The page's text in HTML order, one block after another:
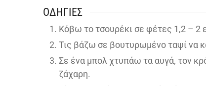
ΟΔΗΓΊΕΣ
Κόβω το τσουρέκι σε φέτες 1,2 – 2
Τις βάζω σε βουτυρωμένο ταψί να
Σε ένα μπολ χτυπάω τα αυγά, τον
ζάχαρη.